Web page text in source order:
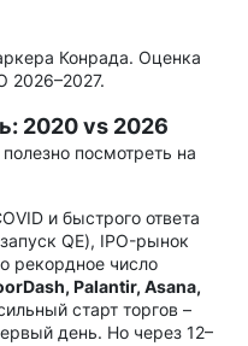
Конрада. Оценка
2026–2027.
2020 vs 2026
посмотреть на
и быстрого ответа
QE), IPO-рынок
рекордное число
Palantir, Asana,
старт торгов –
день. Но через 12–